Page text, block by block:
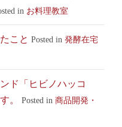
in お料理教室
こと Posted in 発酵在宅
ド「ヒビノハッコ
。
Posted in 商品開発・